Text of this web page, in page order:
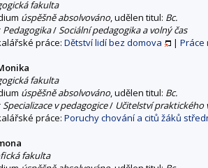
fakulta
úspěšně absolvováno, udělen titul: Bc.
Pedagogika/Sociální pedagogika a volný čas
práce: Dětství lidí bez domova | Práce
fakulta
úspěšně absolvováno, udělen titul: Bc.
Specializace v pedagogice/ Učitelství praktického
práce: Poruchy chování a citů žáků
fakulta